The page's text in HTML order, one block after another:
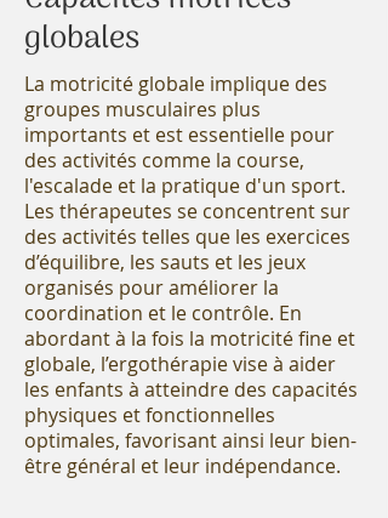
globales
La motricité globale implique des
groupes musculaires plus
importants et est essentielle pour
des activités comme la course,
l'escalade et la pratique d'un sport.
Les thérapeutes se concentrent sur
des activités telles que les exercices
d’équilibre, les sauts et les jeux
organisés pour améliorer la
coordination et le contrôle. En
abordant à la fois la motricité fine et
globale, l’ergothérapie vise à aider
les enfants à atteindre des capacités
physiques et fonctionnelles
optimales, favorisant ainsi leur bien-
être général et leur indépendance.